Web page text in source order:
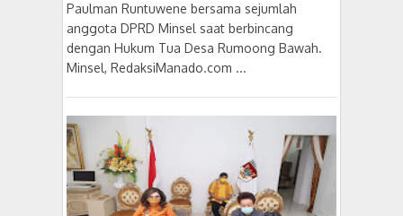
Paulman Runtuwene bersama sejumlah
anggota DPRD Minsel saat berbincang
dengan Hukum Tua Desa Rumoong Bawah.
Minsel, RedaksiManado.com ...